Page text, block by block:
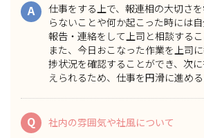
A
仕事をする上で、報連相の大切さ
らないことや何か起こった時には自
報告・連絡をして上司と相談するこ
また、今日おこなった作業を上司
捗状況を確認することができ、次
えられるため、仕事を円滑に進める
Q 社内の雰囲気や社風について